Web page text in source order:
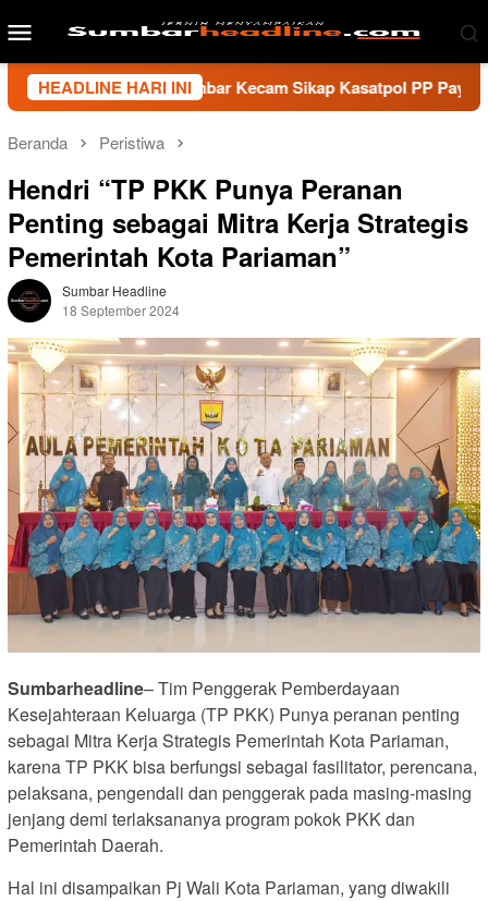
ke
Menu
Mobile
HEADLINE HARI INI
Sumbar Kecam Sikap Kasatpol PP Payakumbuh,
Beranda Peristiwa
Hendri “TP PKK Punya Peranan
Penting sebagai Mitra Kerja Strategis
Pemerintah Kota Pariaman”
Sumbar Headline
18 September 2024
Sumbarheadline– Tim Penggerak Pemberdayaan
Kesejahteraan Keluarga (TP PKK) Punya peranan penting
sebagai Mitra Kerja Strategis Pemerintah Kota Pariaman,
karena TP PKK bisa berfungsi sebagai fasilitator, perencana,
pelaksana, pengendali dan penggerak pada masing-masing
jenjang demi terlaksananya program pokok PKK dan
Pemerintah Daerah.
Hal ini disampaikan Pj Wali Kota Pariaman, yang diwakili